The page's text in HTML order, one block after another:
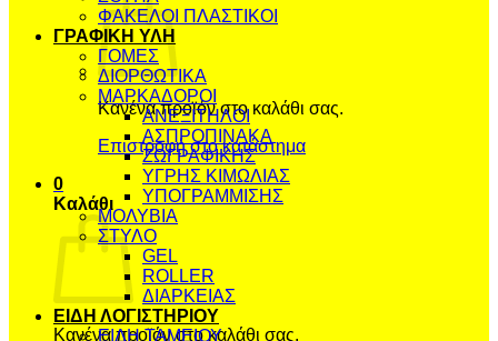
Κανένα προϊόν στο καλάθι σας.
Επιστροφή στο κατάστημα
0
Καλάθι
Κανένα προϊόν στο καλάθι σας.
ΦΑΚΕΛΟΙ ΠΛΑΣΤΙΚΟΙ
ΓΡΑΦΙΚΗ ΥΛΗ
ΓΟΜΕΣ
ΔΙΟΡΘΩΤΙΚΑ
ΜΑΡΚΑΔΟΡΟΙ
ΑΝΕΞΙΤΗΛΟΙ
ΑΣΠΡΟΠΙΝΑΚΑ
ΖΩΓΡΑΦΙΚΗΣ
ΥΓΡΗΣ ΚΙΜΩΛΙΑΣ
ΥΠΟΓΡΑΜΜΙΣΗΣ
ΜΟΛΥΒΙΑ
ΣΤΥΛΟ
GEL
ROLLER
ΔΙΑΡΚΕΙΑΣ
ΕΙΔΗ ΛΟΓΙΣΤΗΡΙΟΥ
ΕΙΔΗ ΤΑΜΕΙΟΥ